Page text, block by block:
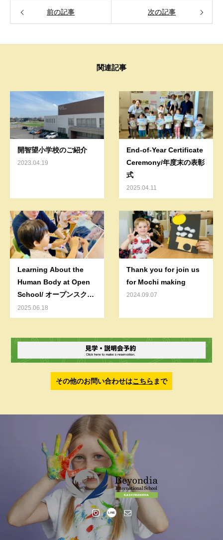
前の記事 次の記事
関連記事
開智望小学校のご紹介
2023.04.19
End-of-Year Certificate
Ceremony/年度末の表彰
式
2025.04.11
Learning About the
Human Body at Open
School/ オープンスクー
ルで学ぶ「からだのしく
み」
2025.06.18
Thank you for join us
for Mochi making
2024.09.07
その他のお問い合わせはこちら まで